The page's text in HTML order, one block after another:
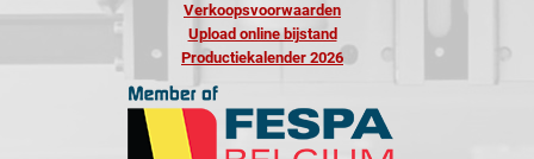
Verkoopsvoorwaarden
Upload online bijstand
Productiekalender 2026